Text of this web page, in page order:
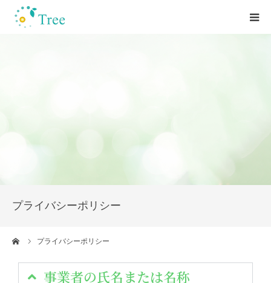
プライバシーポリシー
プライバシーポリシー
事業者の氏名または名称